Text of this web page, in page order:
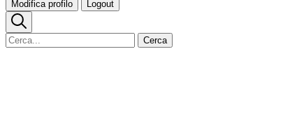
Modifica profilo Logout
Cerca